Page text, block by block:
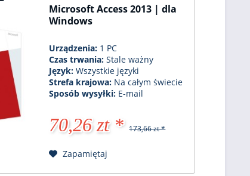
Microsoft Access 2013 | dla
Windows
Urządzenia: 1 PC
Czas trwania:Stale ważny
Język:Wszystkie języki
Strefa krajowa: Na całym świecie
Sposób wysyłki: E-mail
70,26 zt * 173,66 zt *
Zapamiętaj